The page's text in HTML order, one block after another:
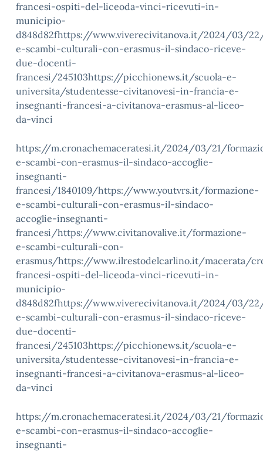
francesi-ospiti-del-liceoda-vinci-ricevuti-in-
municipio-
d848d82fhttps://www.viverecivitanova.it/2024/03/
e-scambi-culturali-con-erasmus-il-sindaco-riceve-
due-docenti-
francesi/245103https://picchionews.it/scuola-e-
universita/studentesse-civitanovesi-in-francia-e-
insegnanti-francesi-a-civitanova-erasmus-al-liceo-
da-vinci
https://m.cronachemaceratesi.it/2024/03/21/
e-scambi-con-erasmus-il-sindaco-accoglie-
insegnanti-
francesi/1840109/https://www.youtvrs.it/formazione-
e-scambi-culturali-con-erasmus-il-sindaco-
accoglie-insegnanti-
francesi/https://www.civitanovalive.it/formazione-
e-scambi-culturali-con-
erasmus/https://www.ilrestodelcarlino.it/macerata/
francesi-ospiti-del-liceoda-vinci-ricevuti-in-
municipio-
d848d82fhttps://www.viverecivitanova.it/2024/03/
e-scambi-culturali-con-erasmus-il-sindaco-riceve-
due-docenti-
francesi/245103https://picchionews.it/scuola-e-
universita/studentesse-civitanovesi-in-francia-e-
insegnanti-francesi-a-civitanova-erasmus-al-liceo-
da-vinci
https://m.cronachemaceratesi.it/2024/03/21/
e-scambi-con-erasmus-il-sindaco-accoglie-
insegnanti-